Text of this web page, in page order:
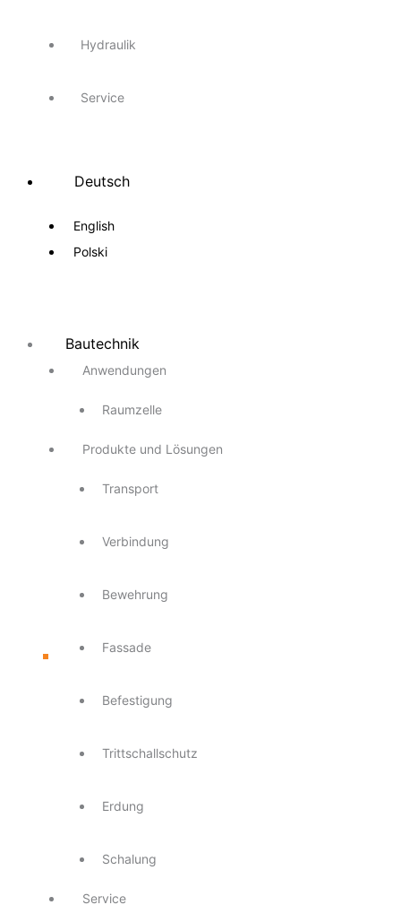
Hydraulik
Service
Deutsch
English
Polski
Bautechnik
Anwendungen
Raumzelle
Produkte und Lösungen
Transport
Verbindung
Bewehrung
Fassade
Befestigung
Trittschallschutz
Erdung
Schalung
Service